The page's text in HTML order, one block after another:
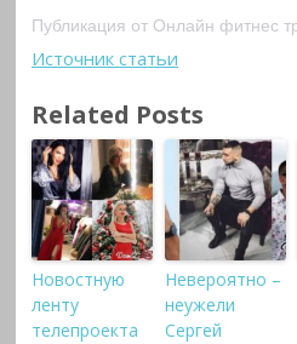
Источник статьи
Related Posts
Новостную
ленту
телепроекта
Невероятно –
неужели
Сергей